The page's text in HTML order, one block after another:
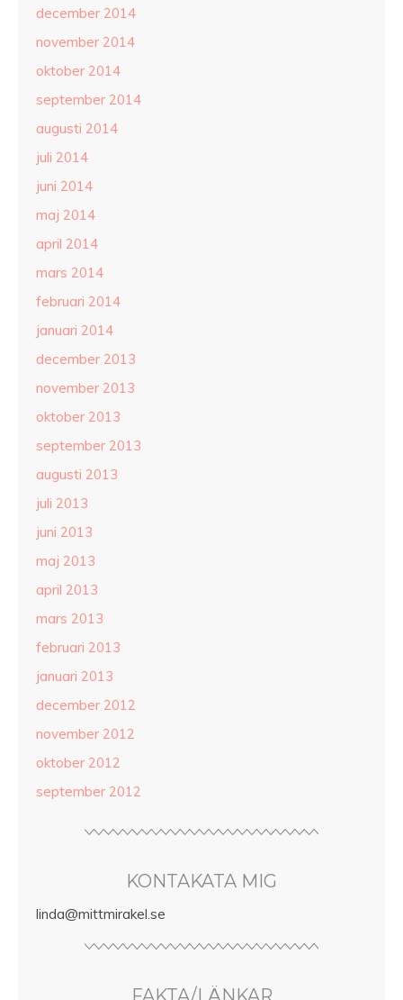
december 2014
november 2014
oktober 2014
september 2014
augusti 2014
juli 2014
juni 2014
maj 2014
april 2014
mars 2014
februari 2014
januari 2014
december 2013
november 2013
oktober 2013
september 2013
augusti 2013
juli 2013
juni 2013
maj 2013
april 2013
mars 2013
februari 2013
januari 2013
december 2012
november 2012
oktober 2012
september 2012
KONTAKATA MIG
linda@mittmirakel.se
FAKTA/LÄNKAR